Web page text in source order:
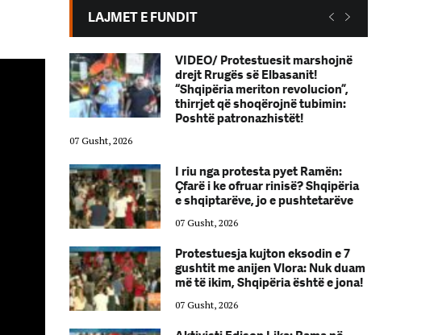
LAJMET E FUNDIT
VIDEO/ Protestuesit marshojnë
drejt Rrugës së Elbasanit!
“Shqipëria meriton revolucion”,
thirrjet që shoqërojnë tubimin:
Poshtë patronazhistët!
07 Gusht, 2026
I riu nga protesta pyet Ramën:
Çfarë i ke ofruar rinisë? Shqipëria
e shqiptarëve, jo e pushtetarëve
07 Gusht, 2026
Protestuesja kujton eksodin e 7
gushtit me anijen Vlora: Nuk duam
më të ikim, Shqipëria është e jona!
07 Gusht, 2026